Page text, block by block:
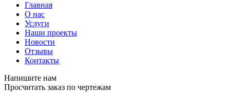
Главная
О нас
Услуги
Наши проекты
Новости
Отзывы
Контакты
Напишите нам
Просчитать заказ по чертежам